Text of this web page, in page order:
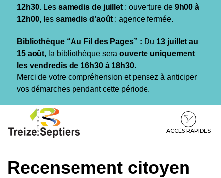
12h30. Les samedis de juillet : ouverture de 9h00 à
12h00, l es samedis d’août : agence fermée.
Bibliothèque “Au Fil des Pages” : Du 13 juillet au
15 août, la bibliothèque sera ouverte uniquement
les vendredis de 16h30 à 18h30.
Merci de votre compréhension et pensez à anticiper
vos démarches pendant cette période.
contenu
pied
ACCÈS RAPIDES
Recensement citoyen